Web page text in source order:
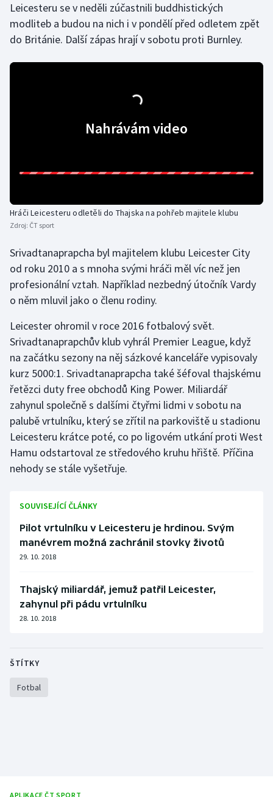
Házená
Jezdectví
Motorsport
Parasport
Plavání
Plážový volejbal
Ragby
Rychlobruslení
Rychlostní kanoistika
Short track
Sportovní střelba
Stolní tenis
Triatlon
Vodní slalom
Volejbal
Leicesteru se v neděli zúčastnili buddhistických
modliteb a budou na nich i v pondělí před odletem zpět
do Británie. Další zápas hrají v sobotu proti Burnley.
Nahrávám video
Hráči Leicesteru odletěli do Thajska na pohřeb majitele klubu
Zdroj: ČT sport
Srivadtanaprapcha byl majitelem klubu Leicester City
od roku 2010 a s mnoha svými hráči měl víc než jen
profesionální vztah. Například nezbedný útočník Vardy
o něm mluvil jako o členu rodiny.
Leicester ohromil v roce 2016 fotbalový svět.
Srivadtanaprapchův klub vyhrál Premier League, když
na začátku sezony na něj sázkové kanceláře vypisovaly
kurz 5000:1. Srivadtanaprapcha také šéfoval thajskému
řetězci duty free obchodů King Power. Miliardář
zahynul společně s dalšími čtyřmi lidmi v sobotu na
palubě vrtulníku, který se zřítil na parkoviště u stadionu
Leicesteru krátce poté, co po ligovém utkání proti West
Hamu odstartoval ze středového kruhu hřiště. Příčina
nehody se stále vyšetřuje.
SOUVISEJÍCÍ ČLÁNKY
Pilot vrtulníku v Leicesteru je hrdinou. Svým
manévrem možná zachránil stovky životů
29. 10. 2018
Thajský miliardář, jemuž patřil Leicester,
zahynul při pádu vrtulníku
28. 10. 2018
ŠTÍTKY
Fotbal
APLIKACE ČT SPORT